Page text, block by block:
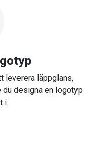
leverera läppglans,
designa en logotyp
i.